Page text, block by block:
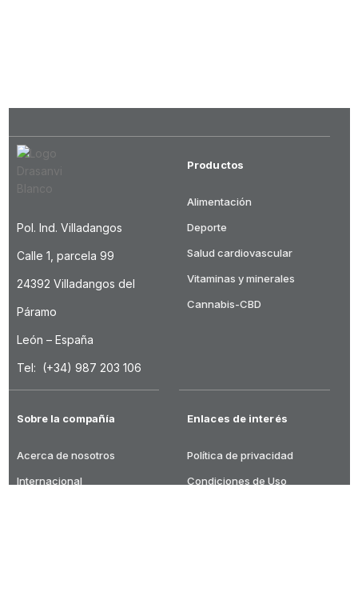
Pol. Ind. Villadangos
Calle 1, parcela 99
24392 Villadangos del
Páramo
León – España
Tel: (+34) 987 203 106
Productos
Alimentación
Deporte
Salud cardiovascular
Vitaminas y minerales
Cannabis-CBD
Sobre la compañía
Acerca de nosotros
Internacional
Enlaces de interés
Política de privacidad
Condiciones de Uso